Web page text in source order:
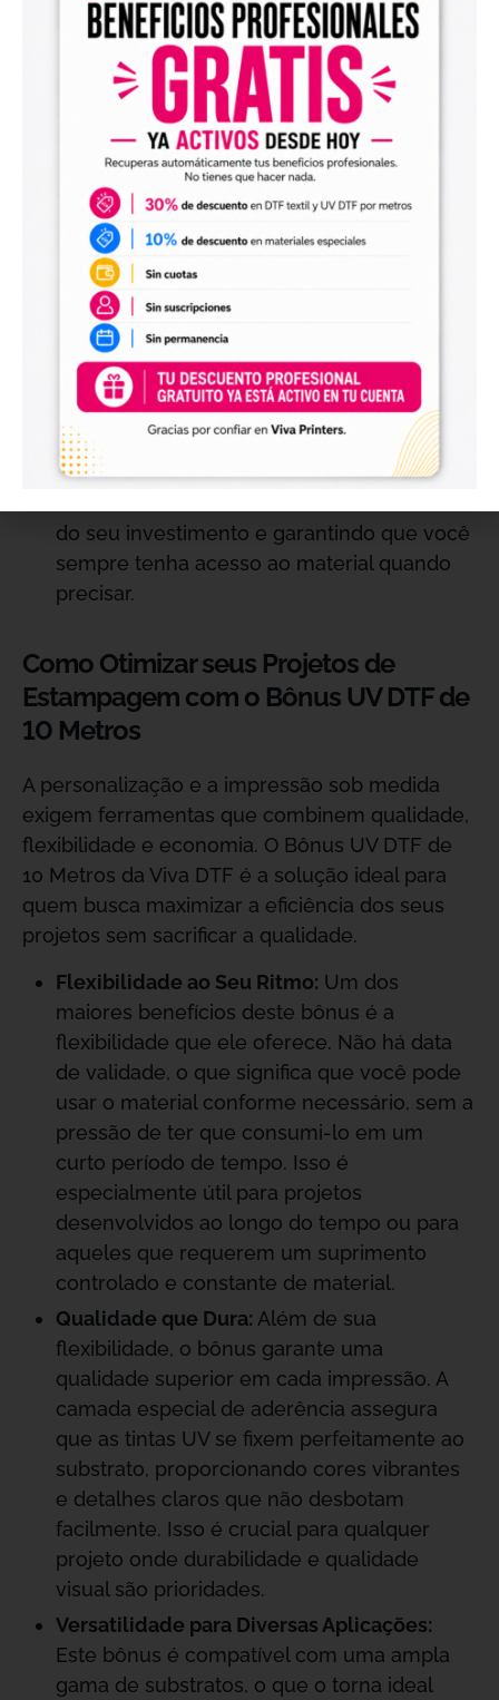
comprimento de 10 metros do bônus é
ideal para quem precisa de uma opção
econômica e fácil de manusear. É perfeito
para projetos que exigem mudanças
frequentes de materiais ou para aqueles
que lidam com volumes de produção
menores. Isso permite que você mantenha
um controle eficiente sobre os custos e
maximize o rendimento de cada projeto.
FRETE GRÁTIS
Benefícios Adicionais:Ao adquirir o Bônus
UV DTF de 10 Metros, você desfruta de 1
fretes gratuitos.Este benefício permite que
você receba o material necessário sem
do seu investimento e garantindo que você
sempre tenha acesso ao material quando
precisar.
Como Otimizar seus Projetos de
Estampagem com o Bônus UV DTF de
10 Metros
A personalização e a impressão sob medida
exigem ferramentas que combinem qualidade,
flexibilidade e economia. O Bônus UV DTF de
10 Metros da Viva DTF é a solução ideal para
quem busca maximizar a eficiência dos seus
projetos sem sacrificar a qualidade.
Flexibilidade ao Seu Ritmo: Um dos
maiores benefícios deste bônus é a
flexibilidade que ele oferece. Não há data
de validade, o que significa que você pode
usar o material conforme necessário, sem a
pressão de ter que consumi-lo em um
curto período de tempo. Isso é
especialmente útil para projetos
desenvolvidos ao longo do tempo ou para
aqueles que requerem um suprimento
controlado e constante de material.
Qualidade que Dura: Além de sua
flexibilidade, o bônus garante uma
qualidade superior em cada impressão. A
camada especial de aderência assegura
que as tintas UV se fixem perfeitamente ao
substrato, proporcionando cores vibrantes
e detalhes claros que não desbotam
facilmente. Isso é crucial para qualquer
projeto onde durabilidade e qualidade
visual são prioridades.
Versatilidade para Diversas Aplicações:
Este bônus é compatível com uma ampla
gama de substratos, o que o torna ideal